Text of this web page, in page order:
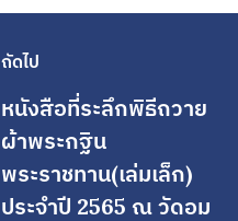
ถัดไป
หนังสือที่ระลึกพิธีถวาย
ผ้าพระกฐิน
พระราชทาน(เล่มเล็ก)
ประจำปี 2565 ณ วัดอม